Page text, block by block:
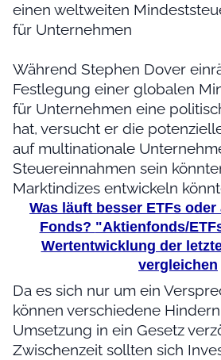
einen weltweiten
für Unternehmen
Während Stephen Dover
Festlegung einer globalen
für Unternehmen eine
hat, versucht er die
auf multinationale
Steuereinnahmen sein
Marktindizes entwickeln
Was läuft besser ETFs
Fonds? "Aktienfonds/
Wertentwicklung der
vergleichen
Da es sich nur um ein
können verschiedene
Umsetzung in ein Gesetz
Zwischenzeit sollten sich